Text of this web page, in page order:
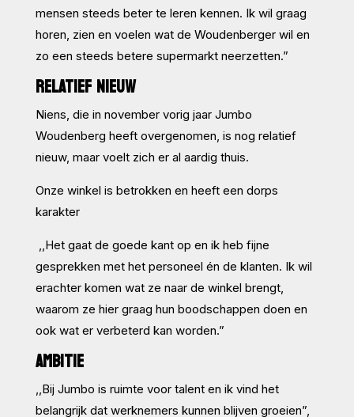
mensen steeds beter te leren kennen. Ik wil graag
horen, zien en voelen wat de Woudenberger wil en
zo een steeds betere supermarkt neerzetten.”
RELATIEF NIEUW
Niens, die in november vorig jaar Jumbo
Woudenberg heeft overgenomen, is nog relatief
nieuw, maar voelt zich er al aardig thuis.
Onze winkel is betrokken en heeft een dorps
karakter
,,Het gaat de goede kant op en ik heb fijne
gesprekken met het personeel én de klanten. Ik wil
erachter komen wat ze naar de winkel brengt,
waarom ze hier graag hun boodschappen doen en
ook wat er verbeterd kan worden.”
AMBITIE
,,Bij Jumbo is ruimte voor talent en ik vind het
belangrijk dat werknemers kunnen blijven groeien”,